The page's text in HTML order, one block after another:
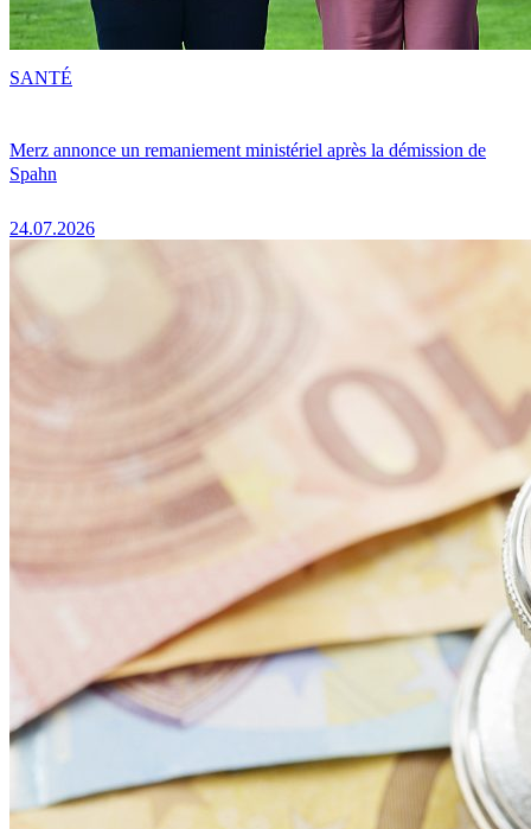
Merz annonce un remaniement ministériel après la démission de
Spahn
24.07.2026
SANTÉ